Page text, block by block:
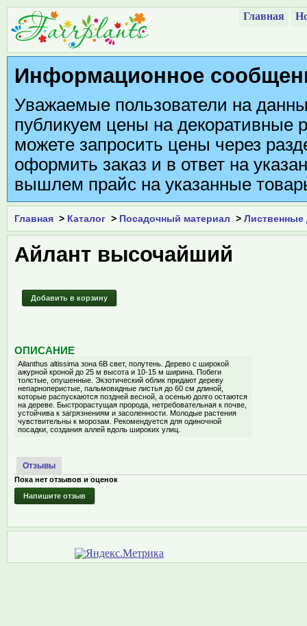
Главная
Информационное
Уважаемые пользователи на
публикуем цены на декоративные
можете запросить цены через
оформить заказ и в ответ на
вышлем прайс на указанные
Главная > Каталог > Посадочный материал > Лиственные
Айлант высочайший
Добавить в корзину
ОПИСАНИЕ
Ailanthus altissima зона 6В свет, полутень. Дерево с широкой
ажурной кроной до 25 м высота и 10-15 м ширина. Побеги
толстые, опушенные. Экзотический облик придают дереву
непарноперистые, пальмовидные листья до 60 см длиной,
которые распускаются поздней весной, а осенью долго остаются
на дереве. Быстрорастущая пророда, нетребовательная к почве,
устойчива к загрязнениям и засоленности. Молодые растения
чувствительны к морозам. Рекомендуется для одиночной
посадки, создания аллей вдоль широких улиц.
Отзывы
Пока нет отзывов и оценок
Напишите отзыв